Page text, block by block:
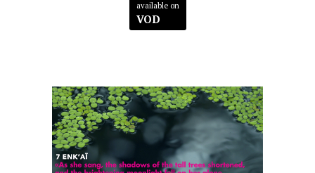
available on
VOD